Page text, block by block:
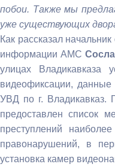
побои. Также мы
уже существующих
Как рассказал
информации АМС
улицах Владикавказа
видеофиксации,
УВД по г. Владикавказ.
предоставлен список
преступлений
правонарушений, в
установка камер